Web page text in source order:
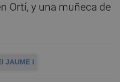
Ortí, y una muñeca de
JAUME I